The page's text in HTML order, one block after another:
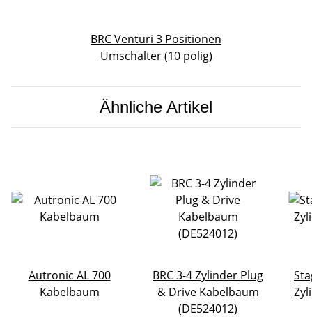
BRC Venturi 3 Positionen
Umschalter (10 polig)
Ähnliche Artikel
Autronic AL 700
Kabelbaum
BRC 3-4 Zylinder Plug
& Drive Kabelbaum
(DE524012)